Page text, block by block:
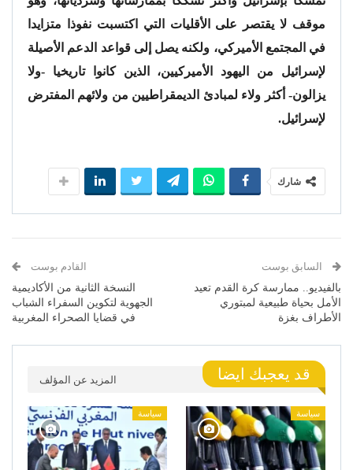
موقف لا يقتصر على الأقليات التي اكتسبت نفوذا متزايدا
في المجتمع الأميركي، ولكنه يصل إلى قواعد الدعم الأصيلة
لإسرائيل من اليهود الأميركيين، الذين كانوا تاريخيا -ولا
يزالون- أكثر ولاء لمبادئ الديمقراطيين من ولائهم المفترض
لإسرائيل.
شارك
السابق بوست
بالفيديو.. ممارسة كرة القدم تعيد
الأمل بحياة طبيعية لمبتوري
الأطراف بغزة
القادم بوست
النسخة الثانية من الأكاديمية
الجهوية لتكوين السفراء الشباب
في قضايا الصحراء المغربية
قد يعجبك ايضا المزيد عن المؤلف
سياسة سياسة